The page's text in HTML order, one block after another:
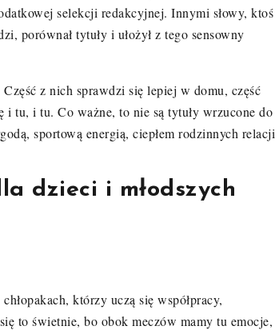
selekcji redakcyjnej. Innymi słowy, ktoś
porównał tytuły i ułożył z tego sensowny
z nich sprawdzi się lepiej w domu, część
tu, i tu. Co ważne, to nie są tytuły wrzucone do
sportową energią, ciepłem rodzinnych relacji
dzieci i młodszych
którzy uczą się współpracy,
to świetnie, bo obok meczów mamy tu emocje,